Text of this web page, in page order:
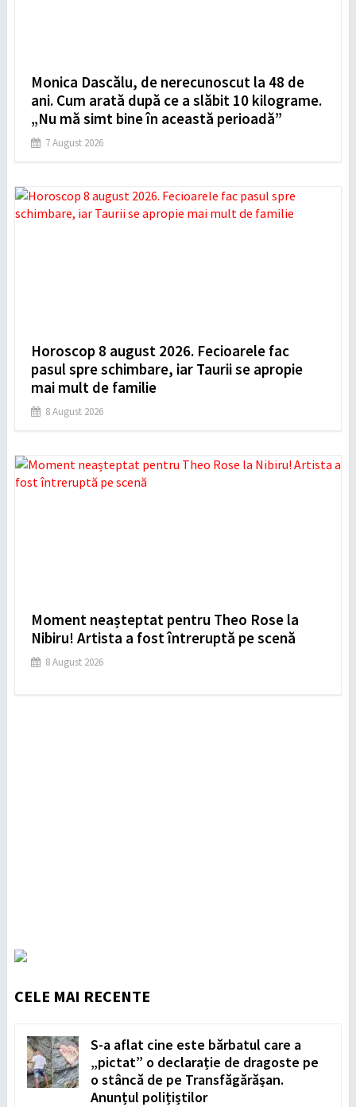
Monica Dascălu, de nerecunoscut la 48 de
ani. Cum arată după ce a slăbit 10 kilograme.
„Nu mă simt bine în această perioadă”
7 August 2026
Horoscop 8 august 2026. Fecioarele fac
pasul spre schimbare, iar Taurii se apropie
mai mult de familie
8 August 2026
Moment neașteptat pentru Theo Rose la
Nibiru! Artista a fost întreruptă pe scenă
8 August 2026
CELE MAI RECENTE
S-a aflat cine este bărbatul care a
„pictat” o declarație de dragoste pe
o stâncă de pe Transfăgărășan.
Anunțul polițiștilor